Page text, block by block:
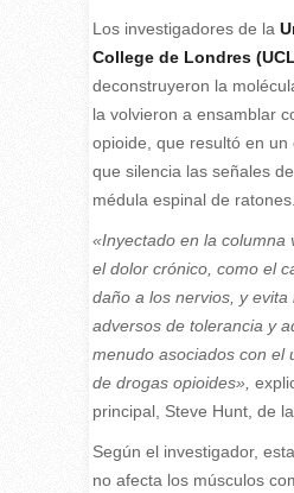
Los investigadores de la
College de Londres
deconstruyeron la
la volvieron a ensamblar
opioide, que resultó en un
que silencia las señales
médula espinal de ratones.
«Inyectado en la columna
el dolor crónico, como el
daño a los nervios, y evita
adversos de tolerancia y
menudo asociados con el
de drogas opioides»,
principal, Steve Hunt, de
Según el investigador,
no afecta los músculos